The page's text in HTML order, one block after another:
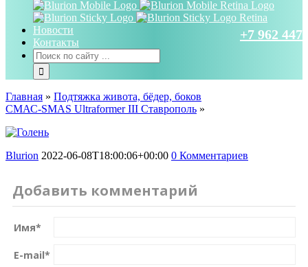
Новости
Контакты
+7 962 447
Главная » Подтяжка живота, бёдер, боков
СМАС-SMAS Ultraformer III Ставрополь »
Blurion 2022-06-08T18:00:06+00:00 0 Комментариев
Добавить комментарий
Имя*
E-mail*